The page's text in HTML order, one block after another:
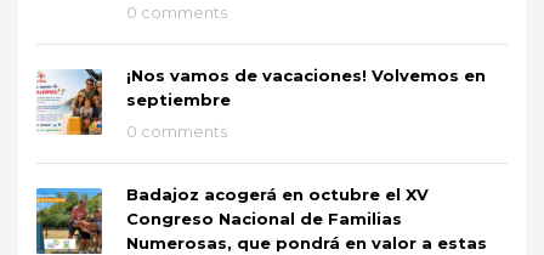
0 comments
¡Nos vamos de vacaciones! Volvemos en
septiembre
0 comments
Badajoz acogerá en octubre el XV
Congreso Nacional de Familias
Numerosas, que pondrá en valor a estas